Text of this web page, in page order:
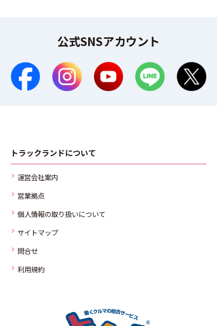
公式SNSアカウント
トラックランドについて
運営会社案内
営業拠点
個人情報の取り扱いについて
サイトマップ
問合せ
利用規約